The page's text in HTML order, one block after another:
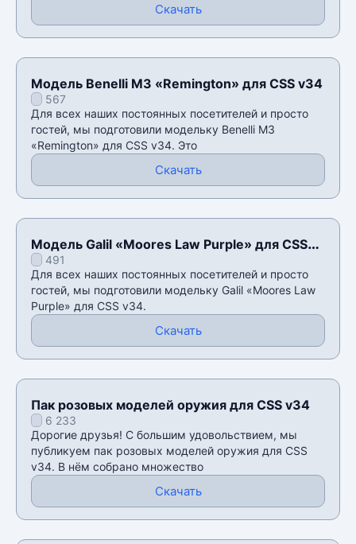
Скачать
Модель Benelli M3 «Remington» для CSS v34
567
Для всех наших постоянных посетителей и просто
гостей, мы подготовили модельку Benelli M3
«Remington» для CSS v34. Это
Скачать
Модель Galil «Moores Law Purple» для CSS
v34491
Для всех наших постоянных посетителей и просто
гостей, мы подготовили модельку Galil «Moores Law
Purple» для CSS v34.
Скачать
Пак розовых моделей оружия для CSS v34
6 233
Дорогие друзья! С большим удовольствием, мы
публикуем пак розовых моделей оружия для CSS
v34. В нём собрано множество
Скачать